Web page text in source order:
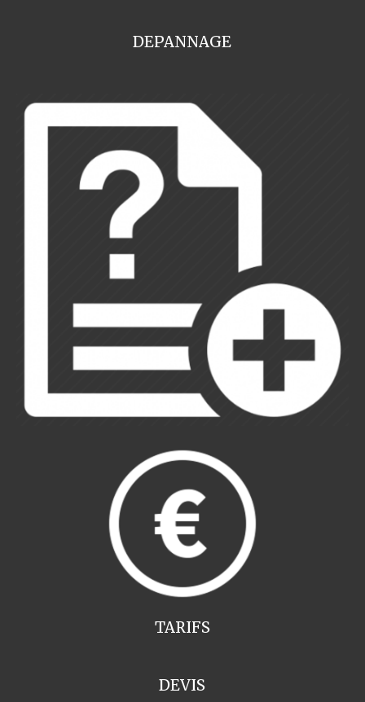
DEPANNAGE
TARIFS
DEVIS